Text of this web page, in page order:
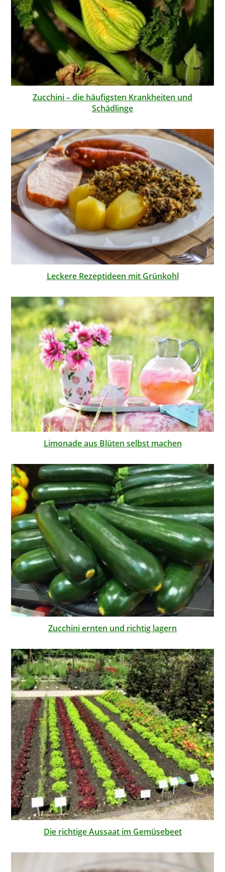
Zucchini – die häufigsten Krankheiten und
Schädlinge
Leckere Rezeptideen mit Grünkohl
Limonade aus Blüten selbst machen
Zucchini ernten und richtig lagern
Die richtige Aussaat im Gemüsebeet